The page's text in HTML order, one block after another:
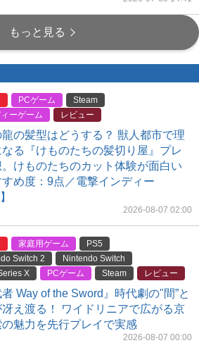
もっと見る
PCゲーム
Steam
ーゲーム
レビュー
の髪型はどうする？ 獣人都市で理
る『けものたちの髪切り屋』プレ
。けものたちのカット体験が面白い
すめ度：9点／電撃インディー
2026-08-07 02:00
家庭用ゲーム
PS5
Switch 2
Nintendo Switch
X
PCゲーム Steam レビュー
者 Way of the Sword』時代劇の"間”と
え渡る！ ワイドリニアで広がる京
魅力を先行プレイで実感
2026-08-07 00:00